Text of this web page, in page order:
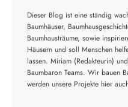
Dieser Blog ist eine ständig
Baumhäuser,
Baumhausträume, sowie
Häusern und soll Menschen
lassen. Miriam (Redakteurin)
Baumbaron Teams. Wir bauen
werden unsere Projekte hier